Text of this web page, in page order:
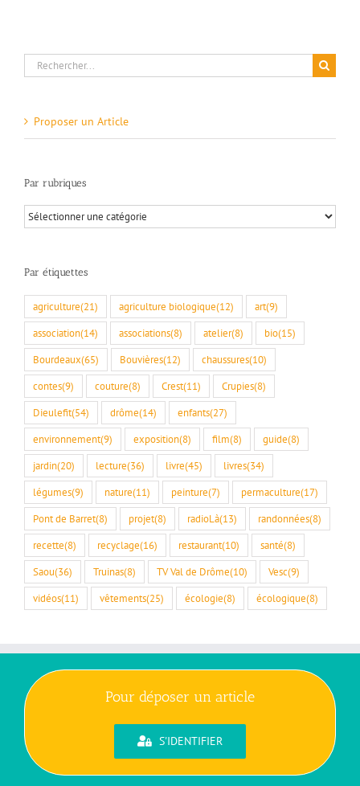
Rechercher:
Proposer un Article
Par rubriques
Par
rubriques
Par étiquettes
agriculture(21) agriculture biologique(12) art(9)
association(14) associations(8) atelier(8) bio(15)
Bourdeaux(65) Bouvières(12) chaussures(10)
contes(9) couture(8) Crest(11) Crupies(8)
Dieulefit(54) drôme(14) enfants(27)
environnement(9) exposition(8) film(8) guide(8)
jardin(20) lecture(36) livre(45) livres(34)
légumes(9) nature(11) peinture(7) permaculture(17)
Pont de Barret(8) projet(8) radioLà(13) randonnées(8)
recette(8) recyclage(16) restaurant(10) santé(8)
Saou(36) Truinas(8) TV Val de Drôme(10) Vesc(9)
vidéos(11) vêtements(25) écologie(8) écologique(8)
Pour déposer un article
S'IDENTIFIER